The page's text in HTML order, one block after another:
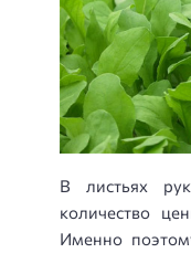
В листьях
количество
Именно